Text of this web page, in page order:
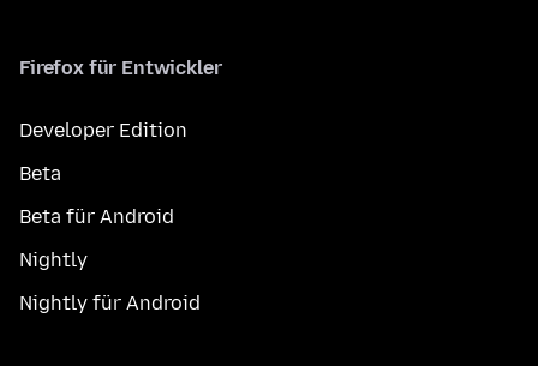
Firefox für Entwickler
Developer Edition
Beta
Beta für Android
Nightly
Nightly für Android